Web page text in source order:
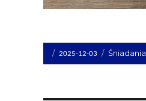
Opublikowano
dnia
2025-12-03 Kategorie
Śniadania